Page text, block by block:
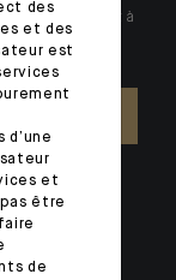
nos experts sont à
des
et des
est
et
être
de